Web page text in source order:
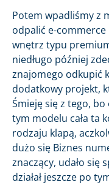
Potem wpadliśmy z
odpalić e-
wnętrz typu
niedługo później
znajomego odkupić
dodatkowy projekt,
Śmieję się z tego,
tym modelu cała ta
rodzaju klapą,
dużo się Biznes
znaczący, udało się
działał jeszcze po